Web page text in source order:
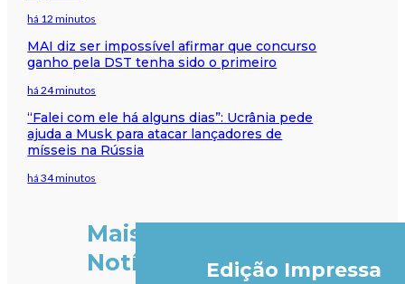
há 12 minutos
MAI diz ser impossível afirmar que concurso
ganho pela DST tenha sido o primeiro
há 24 minutos
“Falei com ele há alguns dias”: Ucrânia pede
ajuda a Musk para atacar lançadores de
mísseis na Rússia
há 34 minutos
Mais
Notícias
Edição Impressa